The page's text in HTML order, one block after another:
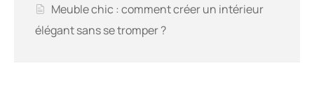
Meuble chic : comment créer un intérieur
élégant sans se tromper ?